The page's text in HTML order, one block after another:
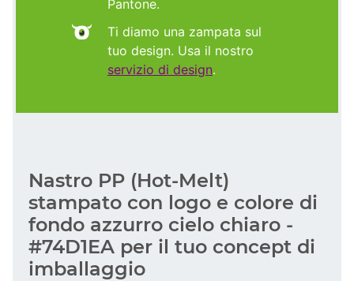
Pantone.
Ti diamo una zampata sul
tuo design. Usa il nostro
servizio di design.
Nastro PP (Hot-Melt)
stampato con logo e colore di
fondo azzurro cielo chiaro -
#74D1EA per il tuo concept di
imballaggio